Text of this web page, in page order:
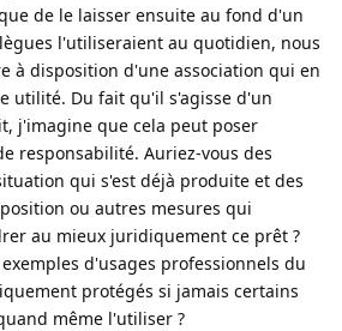
de le laisser ensuite au fond d'un
l'utiliseraient au quotidien, nous
à disposition d'une association qui en
utilité. Du fait qu'il s'agisse d'un
j'imagine que cela peut poser
responsabilité. Auriez-vous des
qui s'est déjà produite et des
ou autres mesures qui
au mieux juridiquement ce prêt ?
d'usages professionnels du
protégés si jamais certains
même l'utiliser ?